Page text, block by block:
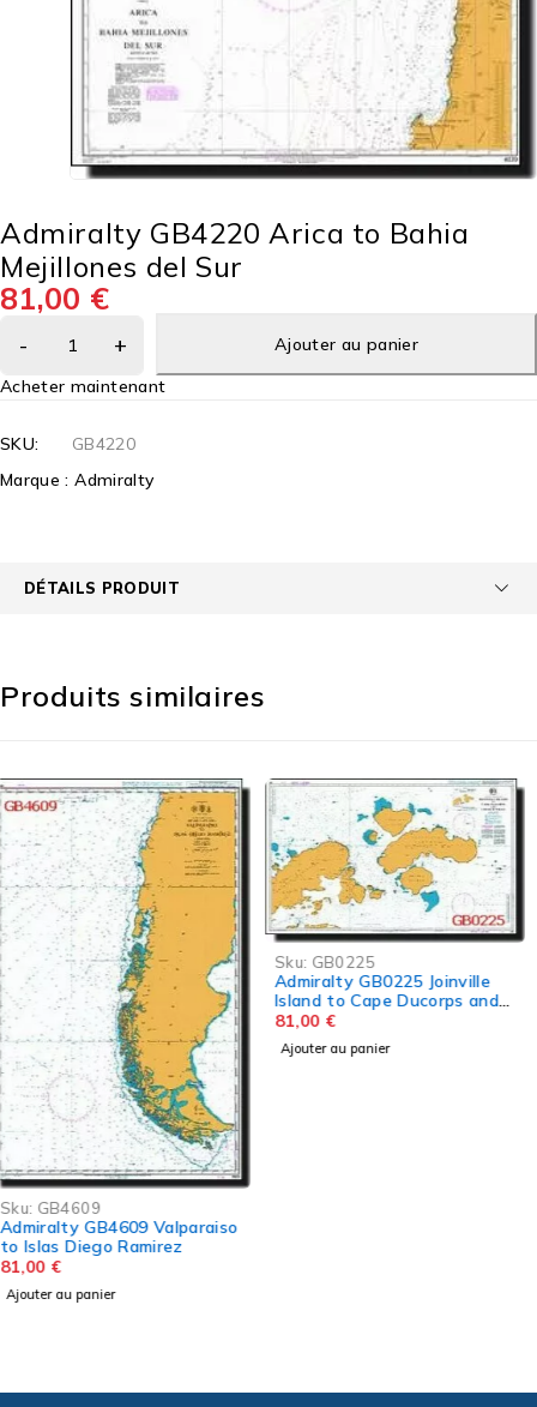
Admiralty GB4220 Arica to Bahia
Mejillones del Sur
81,00 €
Ajouter au panier
Acheter maintenant
SKU:
GB4220
Marque :Admiralty
DÉTAILS PRODUIT
Produits similaires
Sku: GB0225
Admiralty GB0225 Joinville
Island to Cape Ducorps and
Church Point
81,00 €
Ajouter au panier